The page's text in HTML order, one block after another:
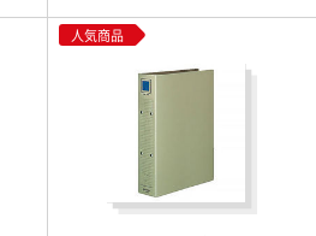
人気商品